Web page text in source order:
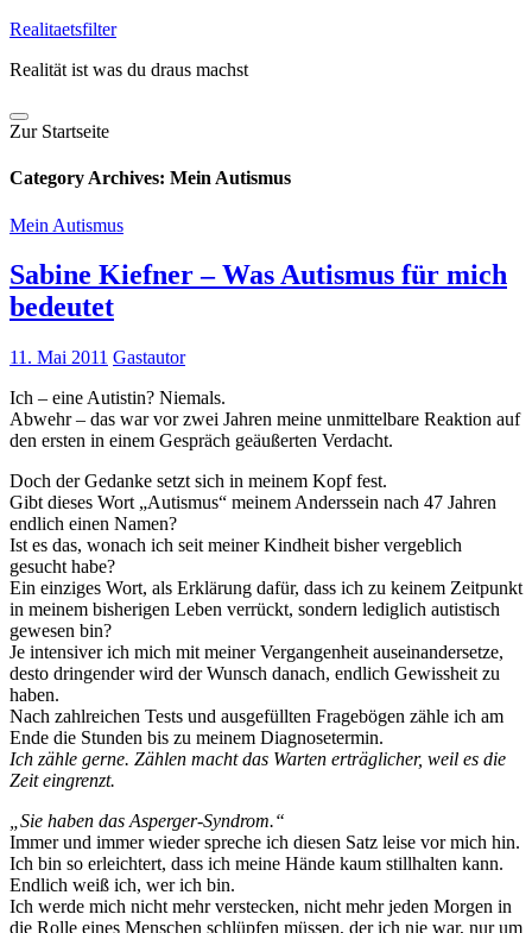
Skip
content
Realitaetsfilter
Realität ist was du draus machst
Zur Startseite
Category Archives: Mein Autismus
Mein Autismus
Sabine Kiefner – Was Autismus für mich
bedeutet
11. Mai 2011 Gastautor
Ich – eine Autistin? Niemals.
Abwehr – das war vor zwei Jahren meine unmittelbare Reaktion auf
den ersten in einem Gespräch geäußerten Verdacht.
Doch der Gedanke setzt sich in meinem Kopf fest.
Gibt dieses Wort „Autismus“ meinem Anderssein nach 47 Jahren
endlich einen Namen?
Ist es das, wonach ich seit meiner Kindheit bisher vergeblich
gesucht habe?
Ein einziges Wort, als Erklärung dafür, dass ich zu keinem Zeitpunkt
in meinem bisherigen Leben verrückt, sondern lediglich autistisch
gewesen bin?
Je intensiver ich mich mit meiner Vergangenheit auseinandersetze,
desto dringender wird der Wunsch danach, endlich Gewissheit zu
haben.
Nach zahlreichen Tests und ausgefüllten Fragebögen zähle ich am
Ende die Stunden bis zu meinem Diagnosetermin.
Ich zähle gerne. Zählen macht das Warten erträglicher, weil es die
Zeit eingrenzt.
„Sie haben das Asperger-Syndrom.“
Immer und immer wieder spreche ich diesen Satz leise vor mich hin.
Ich bin so erleichtert, dass ich meine Hände kaum stillhalten kann.
Endlich weiß ich, wer ich bin.
Ich werde mich nicht mehr verstecken, nicht mehr jeden Morgen in
die Rolle eines Menschen schlüpfen müssen, der ich nie war, nur um